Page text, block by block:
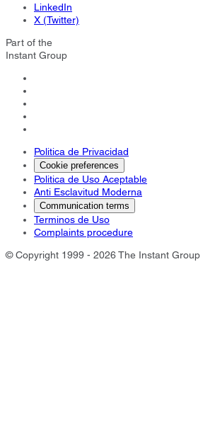
LinkedIn
X (Twitter)
Part of the
Instant Group
Politica de Privacidad
Cookie preferences
Politica de Uso Aceptable
Anti Esclavitud Moderna
Communication terms
Terminos de Uso
Complaints procedure
© Copyright 1999 - 2026 The Instant Group